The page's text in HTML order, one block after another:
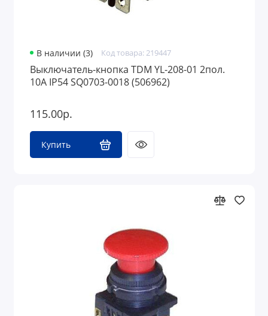
В наличии (3) Код товара: 219447
Выключатель-кнопка TDM YL-208-01 2пол.
10A IP54 SQ0703-0018 (506962)
115.00р.
Купить